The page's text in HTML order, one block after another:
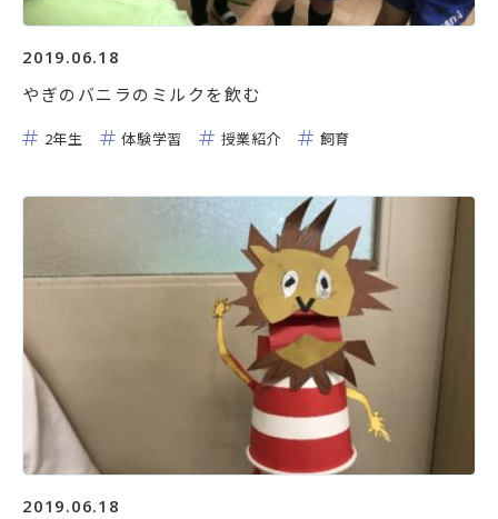
2019.06.18
やぎのバニラのミルクを飲む
2年生 体験学習 授業紹介 飼育
2019.06.18